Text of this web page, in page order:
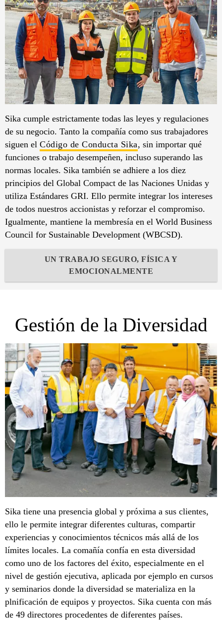
Sika cumple estrictamente todas las leyes y regulaciones
de su negocio. Tanto la compañía como sus trabajadores
siguen el Código de Conducta Sika, sin importar qué
funciones o trabajo desempeñen, incluso superando las
normas locales. Sika también se adhiere a los diez
principios del Global Compact de las Naciones Unidas y
utiliza Estándares GRI. Ello permite integrar los intereses
de todos nuestros accionistas y reforzar el compromiso.
Igualmente, mantiene la membresía en el World Business
Council for Sustainable Development (WBCSD).
UN TRABAJO SEGURO, FÍSICA Y
EMOCIONALMENTE
Gestión de la Diversidad
Sika tiene una presencia global y próxima a sus clientes,
ello le permite integrar diferentes culturas, compartir
experiencias y conocimientos técnicos más allá de los
límites locales. La comañía confía en esta diversidad
como uno de los factores del éxito, especialmente en el
nivel de gestión ejecutiva, aplicada por ejemplo en cursos
y seminarios donde la diversidad se materializa en la
plnificación de equipos y proyectos. Sika cuenta con más
de 49 directores procedentes de diferentes países.